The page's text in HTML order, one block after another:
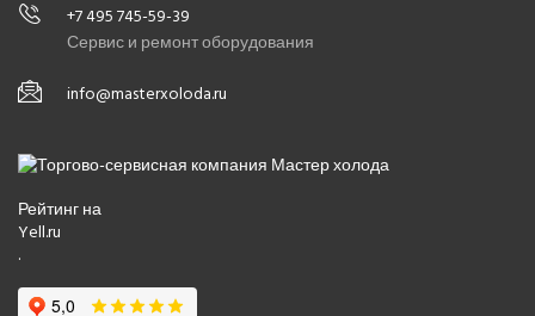
+7 495 745-59-39
Сервис и ремонт оборудования
info@masterxoloda.ru
Рейтинг на
Yell.ru
.